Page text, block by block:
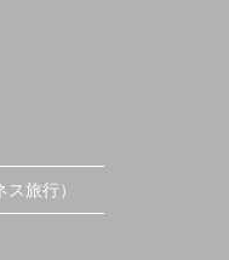
旅行）